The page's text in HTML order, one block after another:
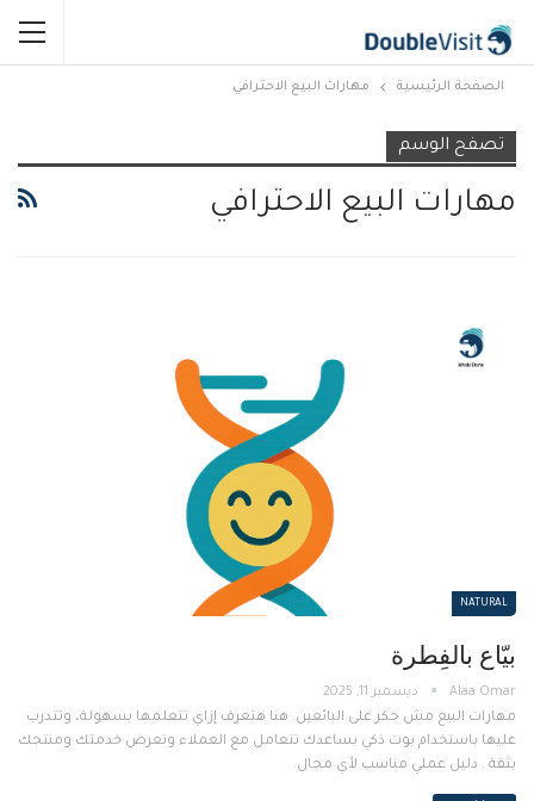
الصفحة الرئيسية مهارات البيع الاحترافي
تصفح الوسم
مهارات البيع الاحترافي
NATURAL
بيّاع بالفِطرة
ديسمبر 11, 2025
مهارات البيع مش حكر على البائعين. هنا هتعرف إزاي تتعلمها بسهولة، وتتدرب
عليها باستخدام بوت ذكي يساعدك تتعامل مع العملاء وتعرض خدمتك ومنتجك
بثقة . دليل عملي مناسب لأي مجال.